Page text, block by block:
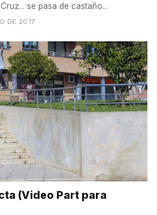
se pasa de castaño...
DE 2017
(Video Part para